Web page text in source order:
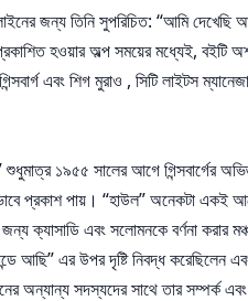
জন্য তিনি সুপরিচিত: “আমি
হওয়ার অল্প সময়ের মধ্যেই, বইটি
এবং শিগ মুরাও , সিটি লাইটস
১৯৫৫ সালের আগে গিন্সবার্গের
পায়। “হাউল” অনেকটা একই
ক্যাসাডি এবং সলোমনকে বর্ণনা
আছি” এর উপর দৃষ্টি নিবদ্ধ
অন্যান্য সদস্যদের সাথে তার সম্পর্ক